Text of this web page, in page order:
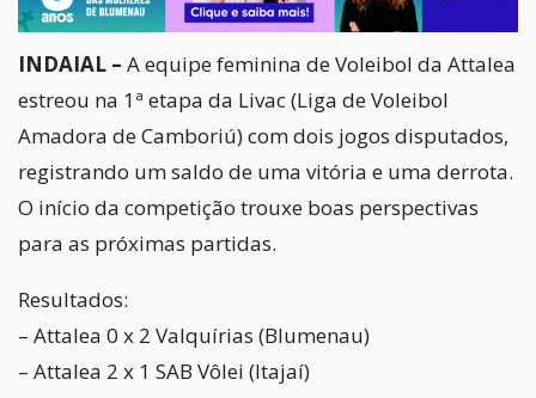
INDAIAL – A equipe feminina de Voleibol da Attalea
estreou na 1ª etapa da Livac (Liga de Voleibol
Amadora de Camboriú) com dois jogos disputados,
registrando um saldo de uma vitória e uma derrota.
O início da competição trouxe boas perspectivas
para as próximas partidas.
Resultados:
– Attalea 0 x 2 Valquírias (Blumenau)
– Attalea 2 x 1 SAB Vôlei (Itajaí)